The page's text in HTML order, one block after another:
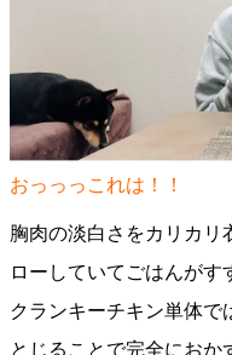
おっっっこれは！！
胸肉の淡白さをカリカリ
ローしていてごはんがす
クランキーチキン単体で
とじることで完全におか